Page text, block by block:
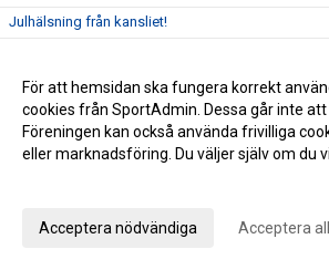
Julhälsning från kansliet!
Rågsved Futsal: dam har juluppehåll och herrarna
toppen!
Kansliet har julstängt 21 december-7 januari
Stor dramatik när Rågsveds IF Futsal spelade
Läs om Rågsveds IF plan för språkstöd som
För att hemsidan ska fungera korrekt
cookies från SportAdmin. Dessa går inte att
Föreningen kan också använda frivilliga
eller marknadsföring. Du väljer själv om du
Acceptera nödvändiga Acceptera